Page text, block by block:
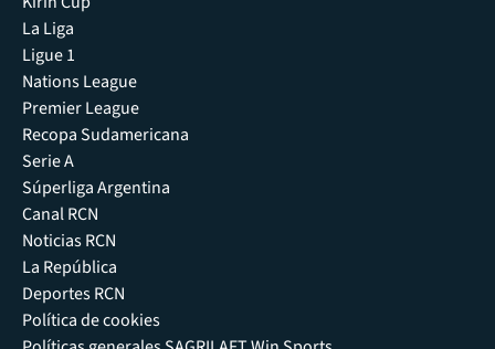
La Liga
Ligue 1
Nations League
Premier League
Recopa Sudamericana
Serie A
Súperliga Argentina
Canal RCN
Noticias RCN
La República
Deportes RCN
Política de cookies